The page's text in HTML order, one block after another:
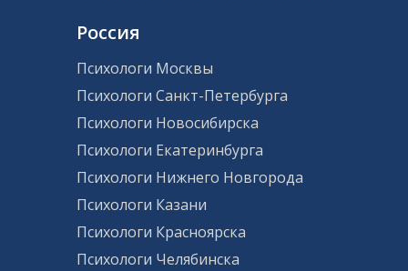
Россия
Психологи Москвы
Психологи Санкт-Петербурга
Психологи Новосибирска
Психологи Екатеринбурга
Психологи Нижнего Новгорода
Психологи Казани
Психологи Красноярска
Психологи Челябинска